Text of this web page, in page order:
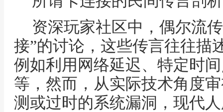
资深玩家社区中，偶尔流
接”的讨论，这些传言往往描
例如利用网络延迟、特定时
等，然而，从实际技术角度
测或过时的系统漏洞，现代